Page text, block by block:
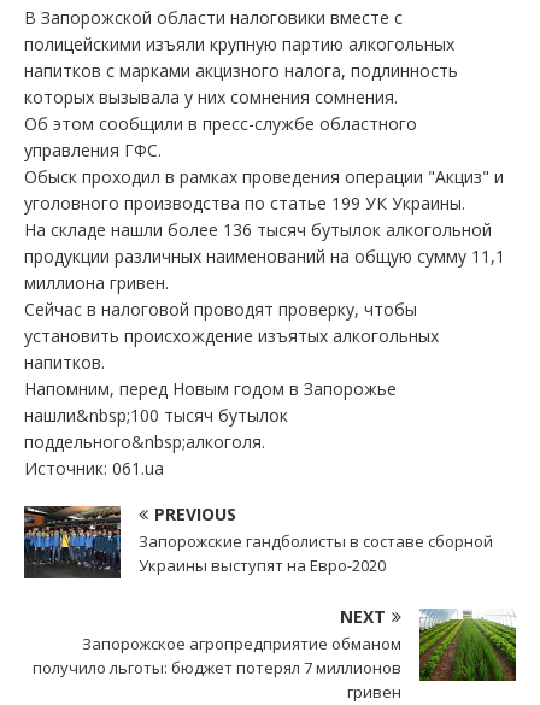
В Запорожской области налоговики вместе с
полицейскими изъяли крупную партию алкогольных
напитков с марками акцизного налога, подлинность
которых вызывала у них сомнения сомнения.
Об этом сообщили в пресс-службе областного
управления ГФС.
Обыск проходил в рамках проведения операции "Акциз" и
уголовного производства по статье 199 УК Украины.
На складе нашли более 136 тысяч бутылок алкогольной
продукции различных наименований на общую сумму 11,1
миллиона гривен.
Сейчас в налоговой проводят проверку, чтобы
установить происхождение изъятых алкогольных
напитков.
Напомним, перед Новым годом в Запорожье
нашли&nbsp;100 тысяч бутылок
поддельного&nbsp;алкоголя.
Источник: 061.ua
PREVIOUS
Запорожские гандболисты в составе сборной
Украины выступят на Евро-2020
NEXT
Запорожское агропредприятие обманом
получило льготы: бюджет потерял 7 миллионов
гривен